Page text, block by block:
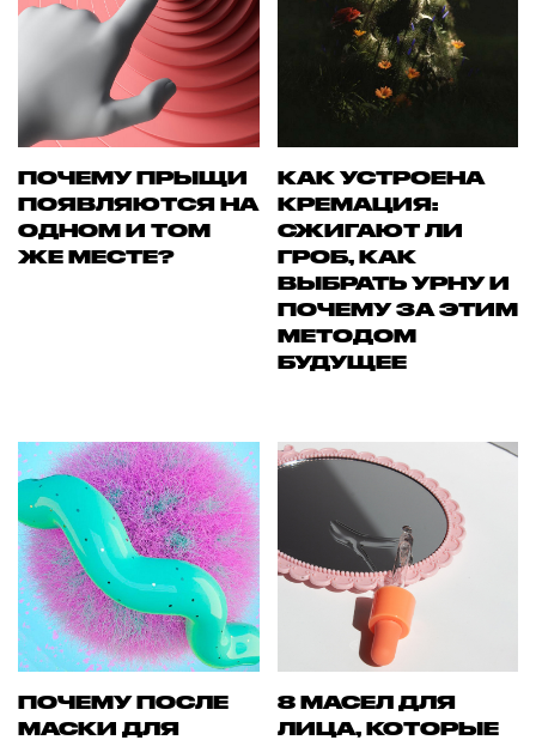
ПОЧЕМУ ПРЫЩИ
ПОЯВЛЯЮТСЯ НА
ОДНОМ И ТОМ
ЖЕ МЕСТЕ?
КАК УСТРОЕНА
КРЕМАЦИЯ:
СЖИГАЮТ ЛИ
ГРОБ, КАК
ВЫБРАТЬ УРНУ И
ПОЧЕМУ ЗА ЭТИМ
МЕТОДОМ
БУДУЩЕЕ
ПОЧЕМУ ПОСЛЕ
МАСКИ ДЛЯ
8 МАСЕЛ ДЛЯ
ЛИЦА, КОТОРЫЕ